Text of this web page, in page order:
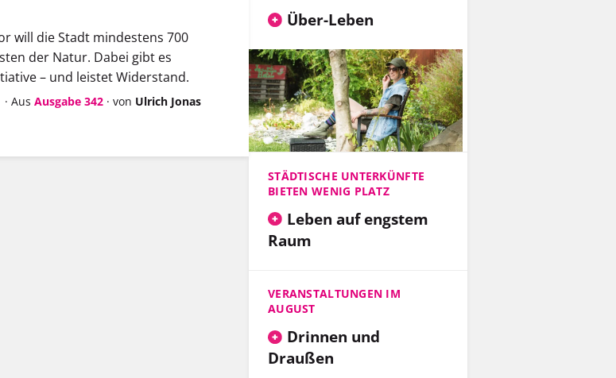
will die Stadt mindestens 700
der Natur. Dabei gibt es
– und leistet Widerstand.
· Aus Ausgabe 342 · von Ulrich Jonas
Über-Leben
STÄDTISCHE UNTERKÜNFTE
BIETEN WENIG PLATZ
Leben auf engstem
Raum
VERANSTALTUNGEN IM
AUGUST
Drinnen und
Draußen